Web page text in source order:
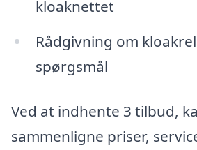
kloaknettet
Rådgivning om
spørgsmål
Ved at indhente 3 tilbud,
sammenligne priser,